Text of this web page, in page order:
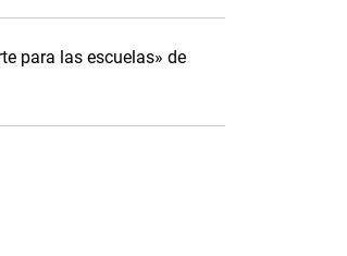
para las escuelas» de